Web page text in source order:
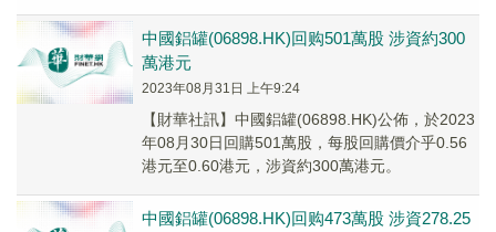
中國鋁罐(06898.HK)回购501萬股 涉資約300
萬港元
2023年08月31日 上午9:24
【財華社訊】中國鋁罐(06898.HK)公佈，於2023
年08月30日回購501萬股，每股回購價介乎0.56
港元至0.60港元，涉資約300萬港元。
中國鋁罐(06898.HK)回购473萬股 涉資278.25